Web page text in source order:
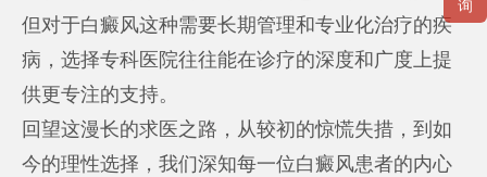
但对于白癜风这种需要长期管理和专业化治疗的疾
病，选择专科医院往往能在诊疗的深度和广度上提
供更专注的支持。
回望这漫长的求医之路，从较初的惊慌失措，到如
今的理性选择，我们深知每一位白癜风患者的内心
询